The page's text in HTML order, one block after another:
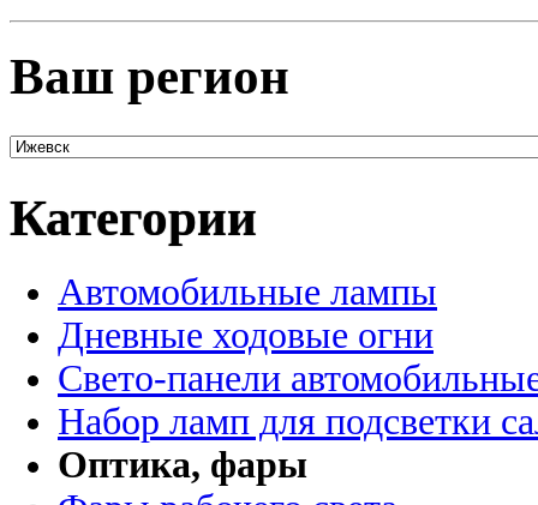
Ваш регион
Категории
Автомобильные лампы
Дневные ходовые огни
Свето-панели
Набор ламп для подсветки
Оптика, фары